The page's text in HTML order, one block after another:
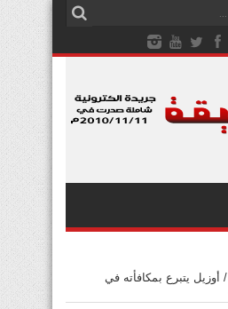
/ أوزيل يتبرع بمكافأته في